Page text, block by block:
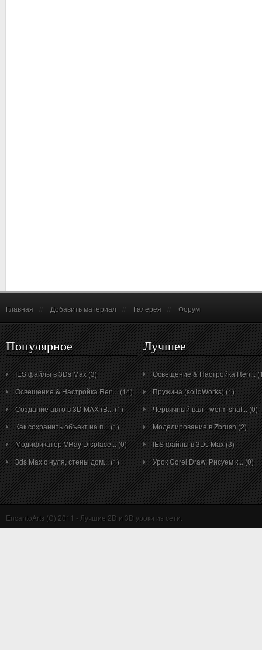
Главная Добавить материал Галерея Форум
Популярное
IES файлы в 3Ds Max (3)
Освещение & Настройка Ren... (14)
Создание авто в 3D MAX (B... (1)
Как сохранить объект на п... (1)
Модификатор VRay Displace... (0)
3ds Max с нуля, стены дом... (1)
Лучшее
Освещение & Настройка Ren...
Пружина (solidWorks) (1)
Червячный вал - worm shaf... (0)
Моделирование в Zbrush (2)
IES файлы в 3Ds Max (3)
Урок Corel Draw. Рисуем к... (0)
EncantoArts (C) 2011 - Лучшие 2D и 3D уроки из сети.